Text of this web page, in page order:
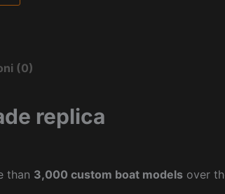
(0)
replica
than 3,000 custom boat models over